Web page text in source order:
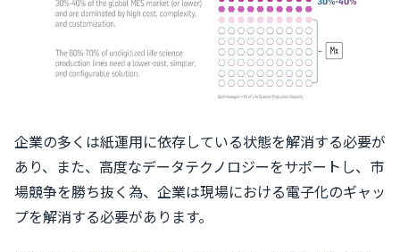
企業の多くは紙運用に依存している状態を解消する必要が
あり、また、高度なデータテクノロジーをサポートし、市
場競争を勝ち抜く為、企業は現場における電子化のギャッ
プを解消する必要があります。